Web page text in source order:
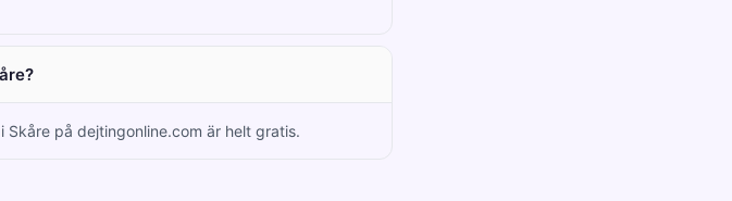
på dejtingonline.com är helt gratis.